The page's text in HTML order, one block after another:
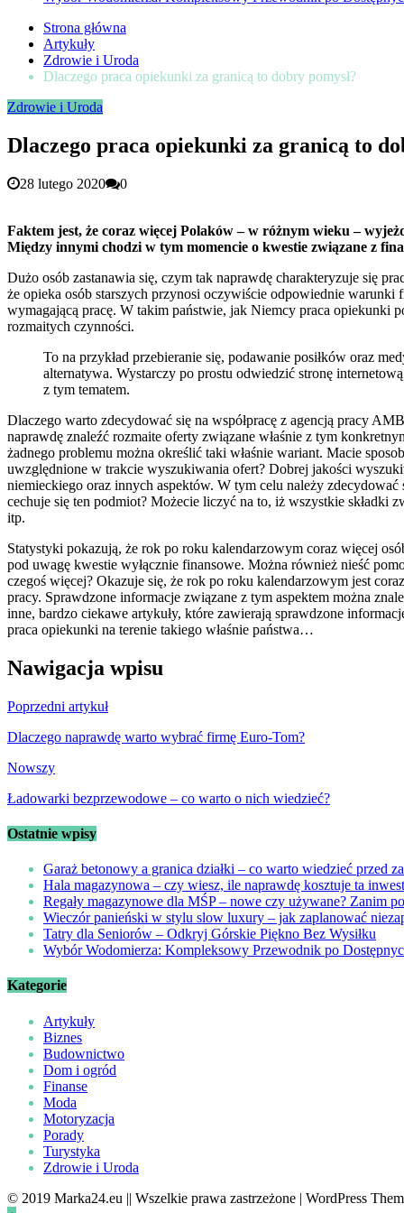
Strona główna
Artykuły
Zdrowie i Uroda
Dlaczego praca opiekunki za granicą to dobry pomysł?
Zdrowie i Uroda
Dlaczego praca opiekunki za granicą to
28 lutego 2020 0
Faktem jest, że coraz więcej Polaków – w różnym wieku –
Między innymi chodzi w tym momencie o kwestie związane z
Dużo osób zastanawia się, czym tak naprawdę charakteryzuje się
że opieka osób starszych przynosi oczywiście odpowiednie
wymagającą pracę. W takim państwie, jak Niemcy praca
rozmaitych czynności.
To na przykład przebieranie się, podawanie posiłków oraz
alternatywa. Wystarczy po prostu odwiedzić stronę internetową
z tym tematem.
Dlaczego warto zdecydować się na współpracę z agencją pracy
naprawdę znaleźć rozmaite oferty związane właśnie z tym
żadnego problemu można określić taki właśnie wariant. Macie
uwzględnione w trakcie wyszukiwania ofert? Dobrej jakości
niemieckiego oraz innych aspektów. W tym celu należy
cechuje się ten podmiot? Możecie liczyć na to, iż wszystkie składki
itp.
Statystyki pokazują, że rok po roku kalendarzowym coraz więcej
pod uwagę kwestie wyłącznie finansowe. Można również nieść
czegoś więcej? Okazuje się, że rok po roku kalendarzowym jest
pracy. Sprawdzone informacje związane z tym aspektem można
inne, bardzo ciekawe artykuły, które zawierają sprawdzone
praca opiekunki na terenie takiego właśnie państwa…
Nawigacja wpisu
Poprzedni artykuł
Dlaczego naprawdę warto wybrać firmę Euro-Tom?
Nowszy
Ładowarki bezprzewodowe – co warto o nich wiedzieć?
Ostatnie wpisy
Garaż betonowy a granica działki – co warto wiedzieć przed
Hala magazynowa – czy wiesz, ile naprawdę kosztuje ta
Regały magazynowe dla MŚP – nowe czy używane? Zanim
Wieczór panieński w stylu slow luxury – jak zaplanować
Tatry dla Seniorów – Odkryj Górskie Piękno Bez Wysiłku
Wybór Wodomierza: Kompleksowy Przewodnik po
Kategorie
Artykuły
Biznes
Budownictwo
Dom i ogród
Finanse
Moda
Motoryzacja
Porady
Turystyka
Zdrowie i Uroda
© 2019 Marka24.eu || Wszelkie prawa zastrzeżone | WordPress